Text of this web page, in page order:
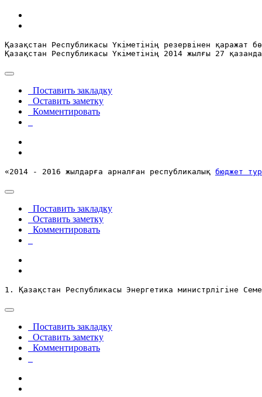
Қазақстан Республикасы Үкіметінің резервінен қаражат
Қазақстан Республикасы Үкіметінің 2014 жылғы 27
Поставить закладку
Оставить заметку
Комментировать
«2014 - 2016 жылдарға арналған республикалық бюджет
Поставить закладку
Оставить заметку
Комментировать
1. Қазақстан Республикасы Энергетика министрлігіне
Поставить закладку
Оставить заметку
Комментировать